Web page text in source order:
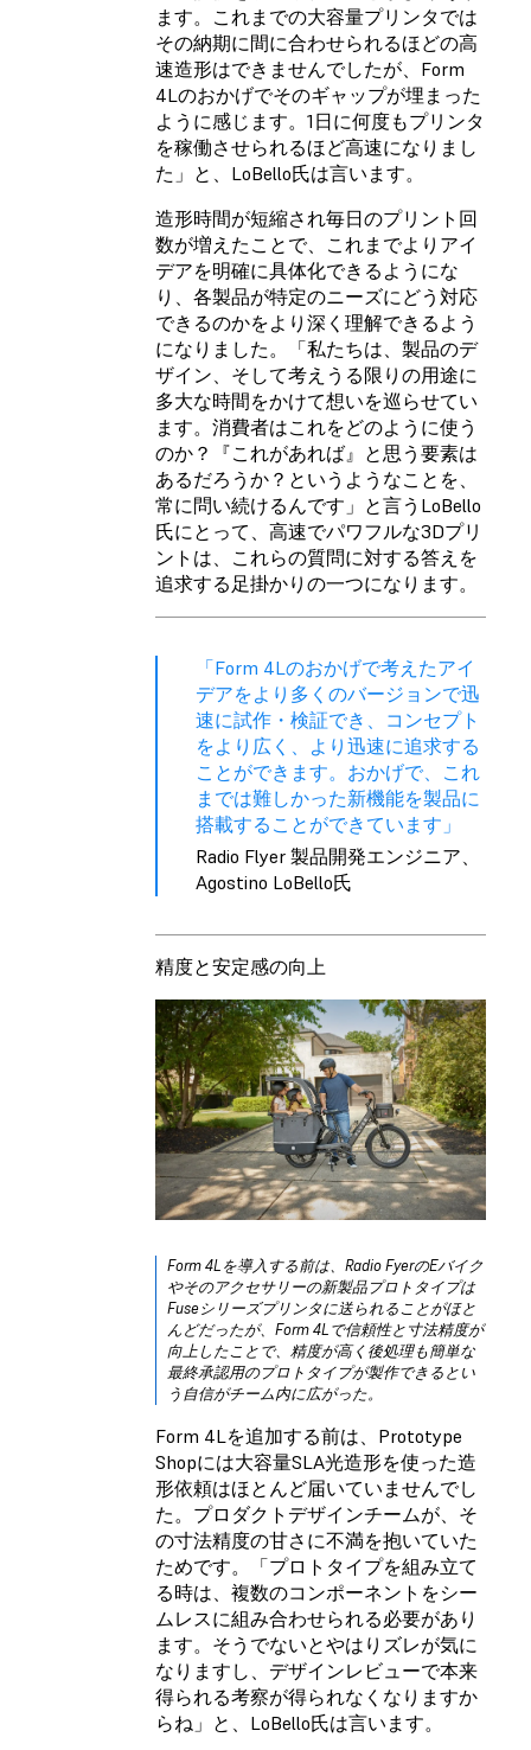
ます。これまでの大容量プリンタでは
その納期に間に合わせられるほどの高
速造形はできませんでしたが、Form
4Lのおかげでそのギャップが埋まった
ように感じます。1日に何度もプリンタ
を稼働させられるほど高速になりまし
た」と、LoBello氏は言います。
造形時間が短縮され毎日のプリント回
数が増えたことで、これまでよりアイ
デアを明確に具体化できるようにな
り、各製品が特定のニーズにどう対応
できるのかをより深く理解できるよう
になりました。「私たちは、製品のデ
ザイン、そして考えうる限りの用途に
多大な時間をかけて想いを巡らせてい
ます。消費者はこれをどのように使う
のか？『これがあれば』と思う要素は
あるだろうか？というようなことを、
常に問い続けるんです」と言うLoBello
氏にとって、高速でパワフルな3Dプリ
ントは、これらの質問に対する答えを
追求する足掛かりの一つになります。
「Form 4Lのおかげで考えたアイ
デアをより多くのバージョンで迅
速に試作・検証でき、コンセプト
をより広く、より迅速に追求する
ことができます。おかげで、これ
までは難しかった新機能を製品に
搭載することができています」
Radio Flyer 製品開発エンジニア、
Agostino LoBello氏
精度と安定感の向上
Form 4Lを導入する前は、Radio FyerのEバイク
やそのアクセサリーの新製品プロトタイプは
Fuseシリーズプリンタに送られることがほと
んどだったが、Form 4Lで信頼性と寸法精度が
向上したことで、精度が高く後処理も簡単な
最終承認用のプロトタイプが製作できるとい
う自信がチーム内に広がった。
Form 4Lを追加する前は、Prototype
Shopには大容量SLA光造形を使った造
形依頼はほとんど届いていませんでし
た。プロダクトデザインチームが、そ
の寸法精度の甘さに不満を抱いていた
ためです。「プロトタイプを組み立て
る時は、複数のコンポーネントをシー
ムレスに組み合わせられる必要があり
ます。そうでないとやはりズレが気に
なりますし、デザインレビューで本来
得られる考察が得られなくなりますか
らね」と、LoBello氏は言います。